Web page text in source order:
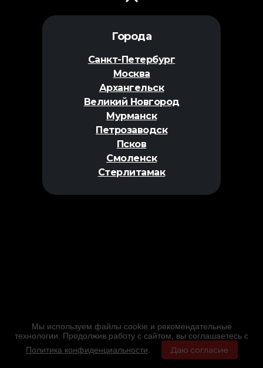
Города
Санкт-Петербург
Москва
Архангельск
Великий Новгород
Мурманск
Петрозаводск
Псков
Смоленск
Стерлитамак
Мы используем файлы cookie и рекомендательные
технологии. Продолжив работу с сайтом, вы соглашаетесь с
Политика конфиденциальности
Даю согласие